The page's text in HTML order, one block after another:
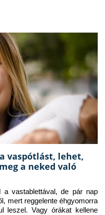
vaspótlást, lehet,
a neked való
a vastablettával, de pár nap
mert reggelente éhgyomorra
leszel. Vagy órákat kellene